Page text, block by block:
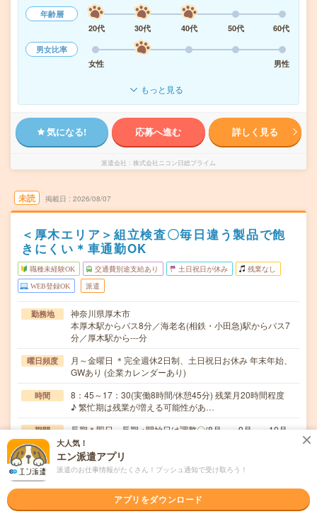
年齢層
20代
30代 40代 50代
60代
男女比率
女性
男性
もっと見る
気になる! 応募へ進む 詳しく見る
派遣会社 株式会社ニコン日総プライム
未読 掲載日 2026/08/07
＜厚木エリア＞組立検査〇毎日違う製品で飽
きにくい＊車通勤OK
職種未経験OK 交通費別途支給あり 土日祝日が休み 残業なし
WEB登録OK 派遣
勤務地
神奈川県厚木市
本厚木駅からバス8分／海老名(相鉄・小田急)駅からバス7
分／厚木駅から---分
曜日頻度
月～金曜日 ＊完全週休2日制、土日祝日お休み 年末年始、
GWあり (企業カレンダーあり)
時間
8：45～17：30(実働8時間/休憩45分) 残業月20時間程度
♪ 繁忙期は残業が増える可能性があ…
期間
長期＊即日～長期 ※開始日は調整〇(8月～・9月～・10月～
〇)
時給
時給1500円～ 【月収例】24万円=時給1500円×実働8時間
×20日
※交通費実費3万円/月まで支給
大人気！
エン派遣アプリ
派遣のお仕事情報がたくさん！プッシュ通知で受け取ろう！
アプリをダウンロード